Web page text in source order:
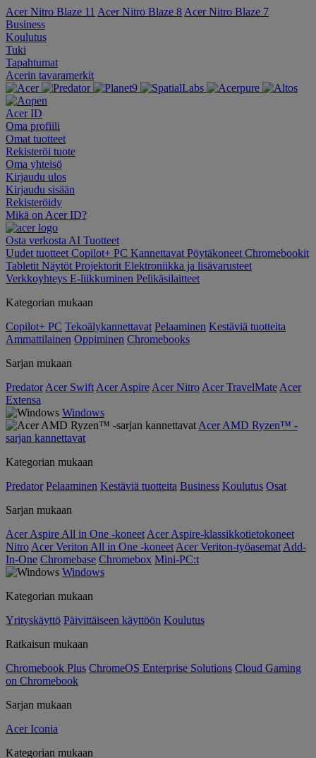
Acer Nitro Blaze 11 Acer Nitro Blaze 8 Acer Nitro Blaze 7
Business
Koulutus
Tuki
Tapahtumat
Acerin tavaramerkit
Acer ID
Oma profiili
Omat tuotteet
Rekisteröi tuote
Oma yhteisö
Kirjaudu ulos
Kirjaudu sisään
Rekisteröidy
Mikä on Acer ID?
Osta verkosta AI Tuotteet
Uudet tuotteet Copilot+ PC Kannettavat Pöytäkoneet Chromebookit
Tabletit Näytöt Projektorit Elektroniikka ja lisävarusteet
Verkkoyhteys E-liikkuminen Pelikäsilaitteet
Kategorian mukaan
Copilot+ PC Tekoälykannettavat Pelaaminen Kestäviä tuotteita
Ammattilainen Oppiminen Chromebooks
Sarjan mukaan
Predator Acer Swift Acer Aspire Acer Nitro Acer TravelMate Acer
Extensa
Windows
Acer AMD Ryzen™ -
sarjan kannettavat
Kategorian mukaan
Predator Pelaaminen Kestäviä tuotteita Business Koulutus Osat
Sarjan mukaan
Acer Aspire All in One -koneet Acer Aspire-klassikkotietokoneet
Nitro Acer Veriton All in One -koneet Acer Veriton-työasemat Add-
In-One Chromebase Chromebox Mini-PC:t
Windows
Kategorian mukaan
Yrityskäyttö Päivittäiseen käyttöön Koulutus
Ratkaisun mukaan
Chromebook Plus ChromeOS Enterprise Solutions Cloud Gaming
on Chromebook
Sarjan mukaan
Acer Iconia
Kategorian mukaan